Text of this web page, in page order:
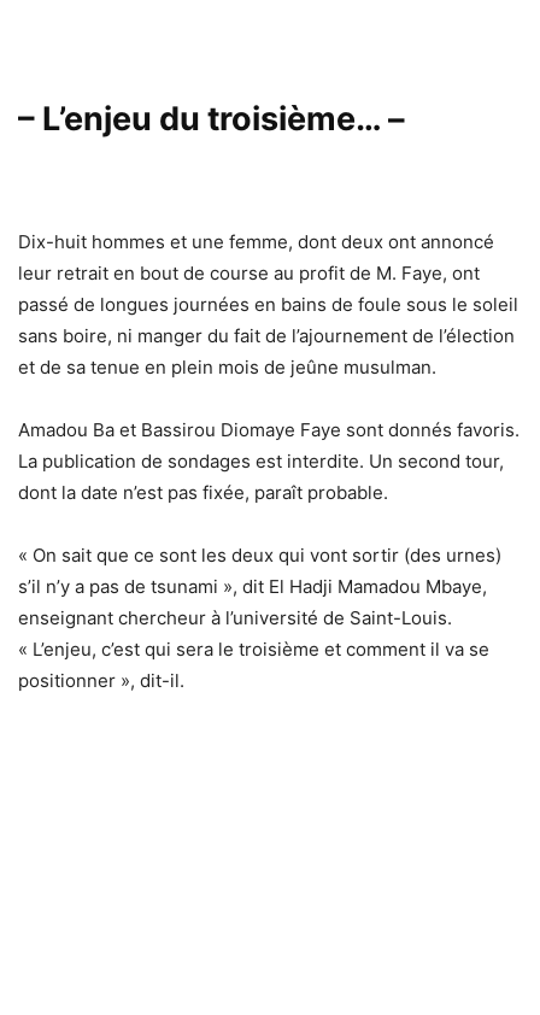
– L’enjeu du troisième… –
Dix-huit hommes et une femme, dont deux ont annoncé
leur retrait en bout de course au profit de M. Faye, ont
passé de longues journées en bains de foule sous le soleil
sans boire, ni manger du fait de l’ajournement de l’élection
et de sa tenue en plein mois de jeûne musulman.
Amadou Ba et Bassirou Diomaye Faye sont donnés favoris.
La publication de sondages est interdite. Un second tour,
dont la date n’est pas fixée, paraît probable.
« On sait que ce sont les deux qui vont sortir (des urnes)
s’il n’y a pas de tsunami », dit El Hadji Mamadou Mbaye,
enseignant chercheur à l’université de Saint-Louis.
« L’enjeu, c’est qui sera le troisième et comment il va se
positionner », dit-il.